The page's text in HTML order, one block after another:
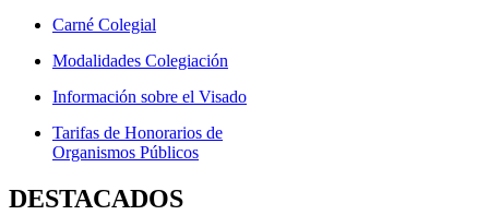
Carné Colegial
Modalidades Colegiación
Información sobre el Visado
Tarifas de Honorarios de
Organismos Públicos
DESTACADOS